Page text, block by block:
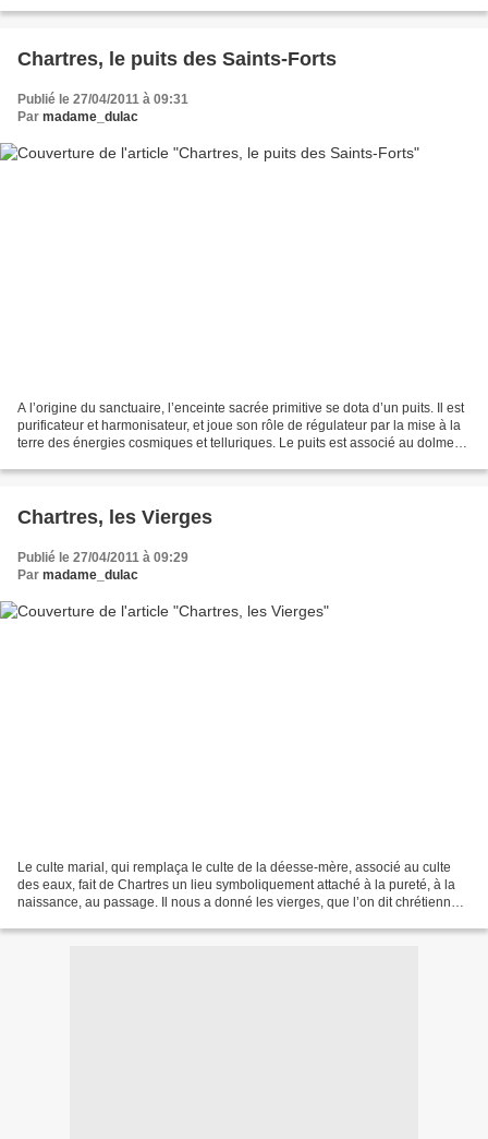
Chartres, le puits des Saints-Forts
Publié le 27/04/2011 à 09:31
Par madame_dulac
A l’origine du sanctuaire, l’enceinte sacrée primitive se dota d’un puits. Il est
purificateur et harmonisateur, et joue son rôle de régulateur par la mise à la
terre des énergies cosmiques et telluriques. Le puits est associé au dolmen
Chartres, les Vierges
Publié le 27/04/2011 à 09:29
Par madame_dulac
Le culte marial, qui remplaça le culte de la déesse-mère, associé au culte
des eaux, fait de Chartres un lieu symboliquement attaché à la pureté, à la
naissance, au passage. Il nous a donné les vierges, que l’on dit chrétiennes.